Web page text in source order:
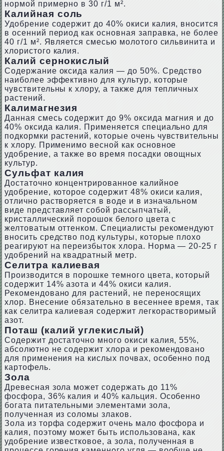
нормой примерно в 30 г/1 м².
Калийная соль
Удобрение содержит до 40% окиси калия, вносится
в осенний период как основная заправка, не более
40 г/1 м². Является смесью молотого сильвинита и
хлористого калия.
Калий сернокислый
Содержание оксида калия — до 50%. Средство
наиболее эффективно для культур, которые
чувствительны к хлору, а также для тепличных
растений.
Калимагнезия
Данная смесь содержит до 9% оксида магния и до
40% оксида калия. Применяется специально для
подкормки растений, которые очень чувствительны
к хлору. Применимо весной как основное
удобрение, а также во время посадки овощных
культур.
Сульфат калия
Достаточно концентрированное калийное
удобрение, которое содержит 48% окиси калия,
отлично растворяется в воде и в изначальном
виде представляет собой рассыпчатый,
кристаллический порошок белого цвета с
желтоватым оттенком. Специалисты рекомендуют
вносить средство под культуры, которые плохо
реагируют на переизбыток хлора. Норма — 20-25 г
удобрений на квадратный метр.
Селитра калиевая
Производится в порошке темного цвета, который
содержит 14% азота и 44% окиси калия.
Рекомендовано для растений, не переносящих
хлор. Внесение обязательно в весеннее время, так
как селитра калиевая содержит легкорастворимый
азот.
Поташ (калий углекислый)
Содержит достаточно много окиси калия, 55%,
абсолютно не содержит хлора и рекомендовано
для применения на кислых почвах, особенно под
картофель.
Зола
Древесная зола может содержать до 11%
фосфора, 36% калия и 40% кальция. Особенно
богата питательными элементами зола,
полученная из соломы злаков.
Зола из торфа содержит очень мало фосфора и
калия, поэтому может быть использована, как
удобрение известковое, а зола, полученная в